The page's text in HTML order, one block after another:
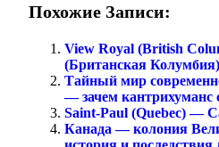
Похожие Записи:
View Royal (British
(Британская Колумбия)
Тайный мир
— зачем кантрихуманс
Saint-Paul (Quebec) —
Канада — колония